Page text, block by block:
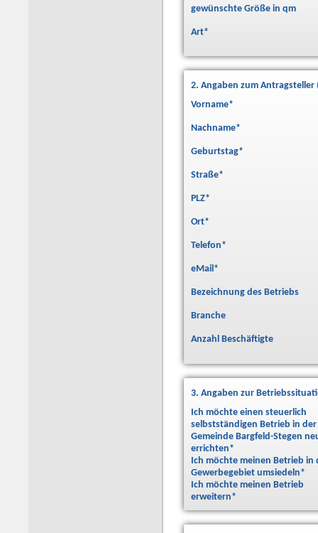
gewünschte Größe in qm
Art*
2. Angaben zum Antragsteller
Vorname*
Nachname*
Geburtstag*
Straße*
PLZ*
Ort*
Telefon*
eMail *
Bezeichnung des Betriebs
Branche
Anzahl Beschäftigte
3. Angaben zur
Ich möchte einen steuerlich
selbstständigen Betrieb in der
Gemeinde Bargfeld-Stegen
errichten*
Ich möchte meinen Betrieb in
Gewerbegebiet umsiedeln*
Ich möchte meinen Betrieb
erweitern*